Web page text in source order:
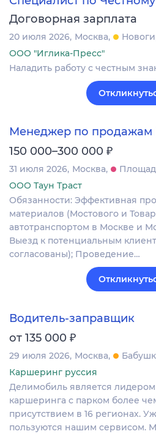
Договорная зарплата
20 июля 2026 Москва
ООО "Иглика-Пресс"
Наладить работу с честным
Менеджер по продажам
150 000–300 000 ₽
31 июля 2026 Москва
ООО Таун Траст
Обязанности: Эффективная
материалов (Мостового и
автотранспортом в Москве и
Выезд к потенциальным
согласованы); Проведение…
Водитель-заправщик
от 135 000 ₽
29 июля 2026 Москва
Каршеринг руссия
Делимобиль является
каршеринга с парком более
присутствием в 16 регионах.
пользуются нашим сервисом.